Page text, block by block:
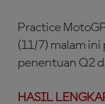
Practice
(11/7) malam ini
penentuan Q2
HASIL